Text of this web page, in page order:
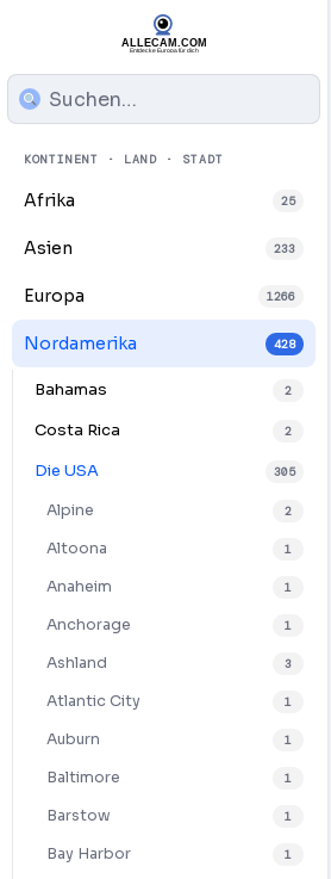
KONTINENT · LAND · STADT
Afrika 25
Asien 233
Europa 1266
Nordamerika 428
Bahamas 2
Costa Rica 2
Die USA 305
Alpine 2
Altoona 1
Anaheim 1
Anchorage 1
Ashland 3
Atlantic City 1
Auburn 1
Baltimore 1
Barstow 1
Bay Harbor 1